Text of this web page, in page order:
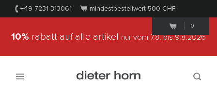
+49 7231 313061 mindestbestellwert 500 CHF
0
10% rabatt auf alle artikel nur vom 7.8.bis 9.8.2026